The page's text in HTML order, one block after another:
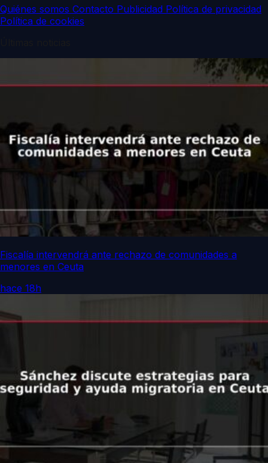
Quiénes somos Contacto Publicidad Política de privacidad
Política de cookies
Fiscalía intervendrá ante rechazo de comunidades a
menores en Ceuta
hace 18h